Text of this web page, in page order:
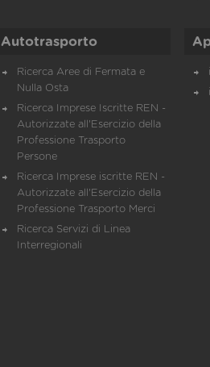
Autotrasporto
Ricerca Aree di Fermata e
Nulla Osta
Ricerca Imprese Iscritte REN -
Autorizzate all'Esercizio della
Professione Trasporto
Persone
Ricerca Imprese iscritte REN -
Autorizzate all'Esercizio della
Professione Trasporto Merci
Ricerca Servizi di Linea
Interregionali